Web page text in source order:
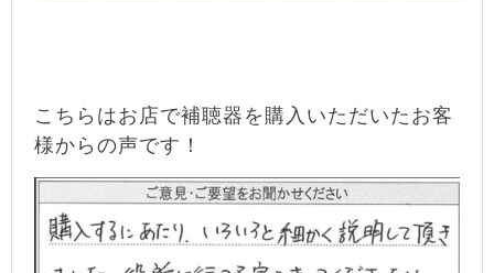
こちらはお店で補聴器を購入いただいたお客
様からの声です！